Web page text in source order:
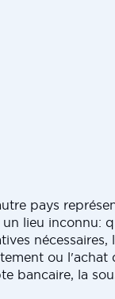
pays
lieu inconnu:
nécessaires,
ou l'achat
bancaire, la